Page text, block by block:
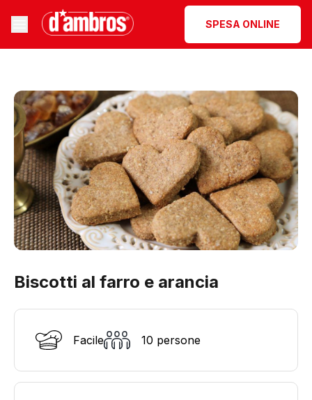
SPESA ONLINE
Biscotti al farro e arancia
Facile 10 persone